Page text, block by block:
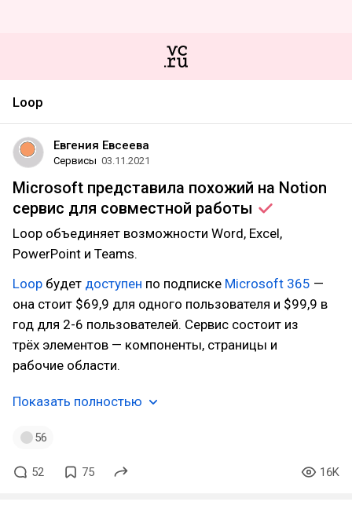
Loop
Евгения Евсеева
Сервисы 03.11.2021
Microsoft представила похожий на Notion
сервис для совместной работы
Loop объединяет возможности Word, Excel,
PowerPoint и Teams.
Loop будет доступен по подписке Microsoft 365 —
она стоит $69,9 для одного пользователя и $99,9 в
год для 2-6 пользователей. Сервис состоит из
трёх элементов — компоненты, страницы и
рабочие области.
Показать полностью
56
52 75 16K